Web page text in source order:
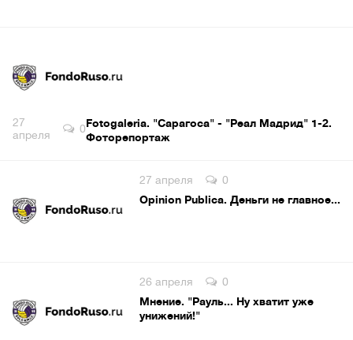
27
апреля
0Fotogaleria. "Сарагоса" - "Реал Мадрид" 1-2.
Фоторепортаж
27 апреля
0
Opinion Publica. Деньги не главное...
26 апреля
0
Мнение. "Рауль... Ну хватит уже
унижений!"